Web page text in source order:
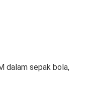
dalam sepak bola,